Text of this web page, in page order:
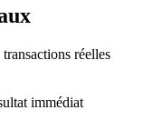
réelles
immédiat